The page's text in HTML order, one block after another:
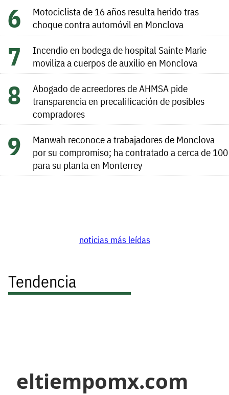
Motociclista de 16 años resulta herido tras
choque contra automóvil en Monclova
Incendio en bodega de hospital Sainte Marie
moviliza a cuerpos de auxilio en Monclova
Abogado de acreedores de AHMSA pide
transparencia en precalificación de posibles
compradores
Manwah reconoce a trabajadores de Monclova
por su compromiso; ha contratado a cerca de 100
para su planta en Monterrey
noticias más leídas
Tendencia